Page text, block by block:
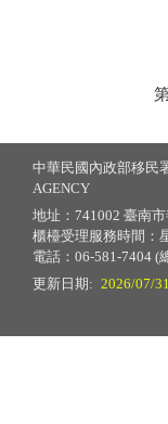
中華民國內政部移民
AGENCY
地址：741002 臺南
櫃檯受理服務時間：
電話：06-581-7404 (
更新日期: 2026/07/31